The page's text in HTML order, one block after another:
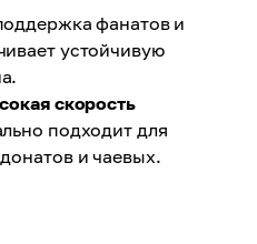
фанатов и
устойчивую
скорость
подходит для
и чаевых.